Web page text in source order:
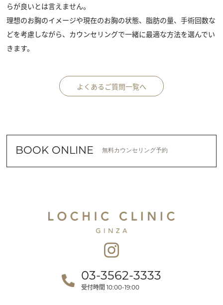
らが良いとは言えません。
理想のお胸のイメージや現在のお胸の状態、脂肪の量、手術回数な
どを考慮しながら、カウンセリングで一緒に最適な方法を選んでい
きます。
よくあるご質問一覧へ
BOOK ONLINE 無料カウンセリング予約
03-3562-3333
受付時間 10:00-19:00